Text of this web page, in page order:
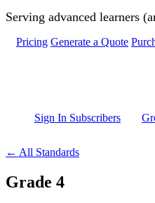
Skip to main content
Serving advanced learners
Pricing Generate a Quote
Sign In Subscribers
← All Standards
Grade 4